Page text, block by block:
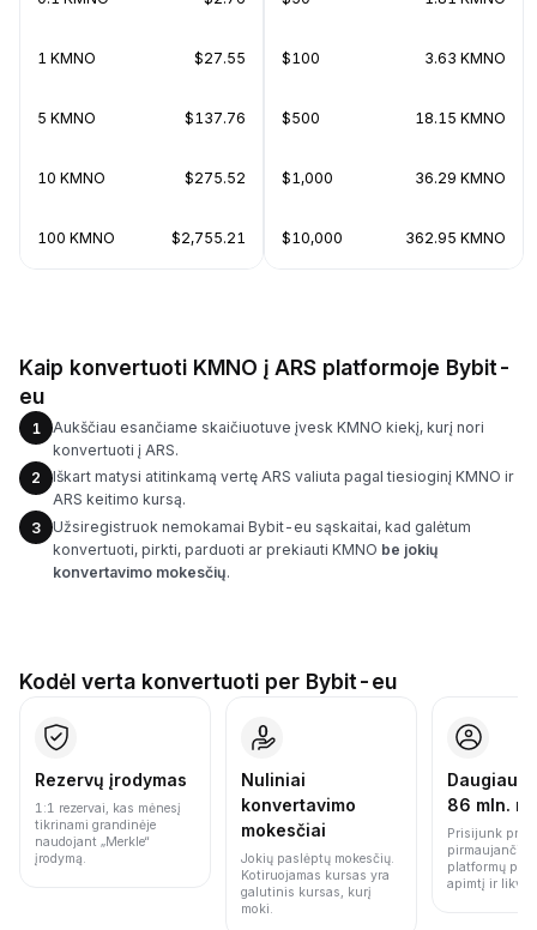
1 KMNO $27.55
5 KMNO $137.76
10 KMNO $275.52
100 KMNO $2,755.21
$100 3.63 KMNO
$500 18.15 KMNO
$1,000 36.29 KMNO
$10,000 362.95 KMNO
Kaip konvertuoti KMNO į ARS platformoje Bybit-
eu
1
Aukščiau esančiame skaičiuotuve įvesk KMNO kiekį, kurį nori
konvertuoti į ARS.
2
Iškart matysi atitinkamą vertę ARS valiuta pagal tiesioginį KMNO ir
ARS keitimo kursą.
3
Užsiregistruok nemokamai Bybit-eu sąskaitai, kad galėtum
konvertuoti, pirkti, parduoti ar prekiauti KMNO be jokių
konvertavimo mokesčių.
Kodėl verta konvertuoti per Bybit-eu
Rezervų įrodymas
1:1 rezervai, kas mėnesį
tikrinami grandinėje
naudojant „Merkle“
įrodymą.
Nuliniai
konvertavimo
mokesčiai
Jokių paslėptų mokesčių.
Kotiruojamas kursas yra
galutinis kursas, kurį
moki.
Daugiau
86 mln.
Prisijunk prie
pirmaujančių
platformų
apimtį ir